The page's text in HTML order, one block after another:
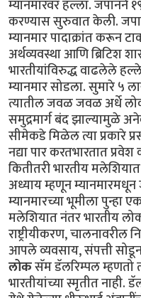
म्यानमारवर हल्ला. जपानने
करण्यास सुरुवात केली.
म्यानमार पादाक्रांत करून
अर्थव्यवस्था आणि ब्रिटिश
भारतीयांविरुद्ध वाढलेले
म्यानमार सोडला. सुमारे ५
त्यातील जवळ जवळ अर्धे
समुद्रमार्ग बंद झाल्यामुळे
सीमेकडे मिळेल त्या प्रकारे
नद्या पार करतभारतात
कितीतरी भारतीय
अध्याय म्हणून
म्यानमारच्या भूमीला पुन्हा
मलेशियात नंतर भारतीय
राष्ट्रीयीकरण, चालनावरील
आपले व्यवसाय, संपत्ती
लोकसॅम डॅलरिम्पल म्हणतो
भारतीयांच्या स्मृतीत नाही.